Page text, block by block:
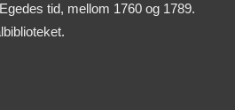
tid, mellom 1760 og 1789.